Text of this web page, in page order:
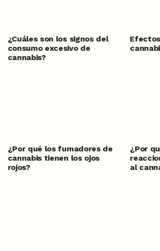
¿Cuáles son los signos del
consumo excesivo de
cannabis?
¿Por qué los fumadores de
cannabis tienen los ojos
rojos?
¿Por
al